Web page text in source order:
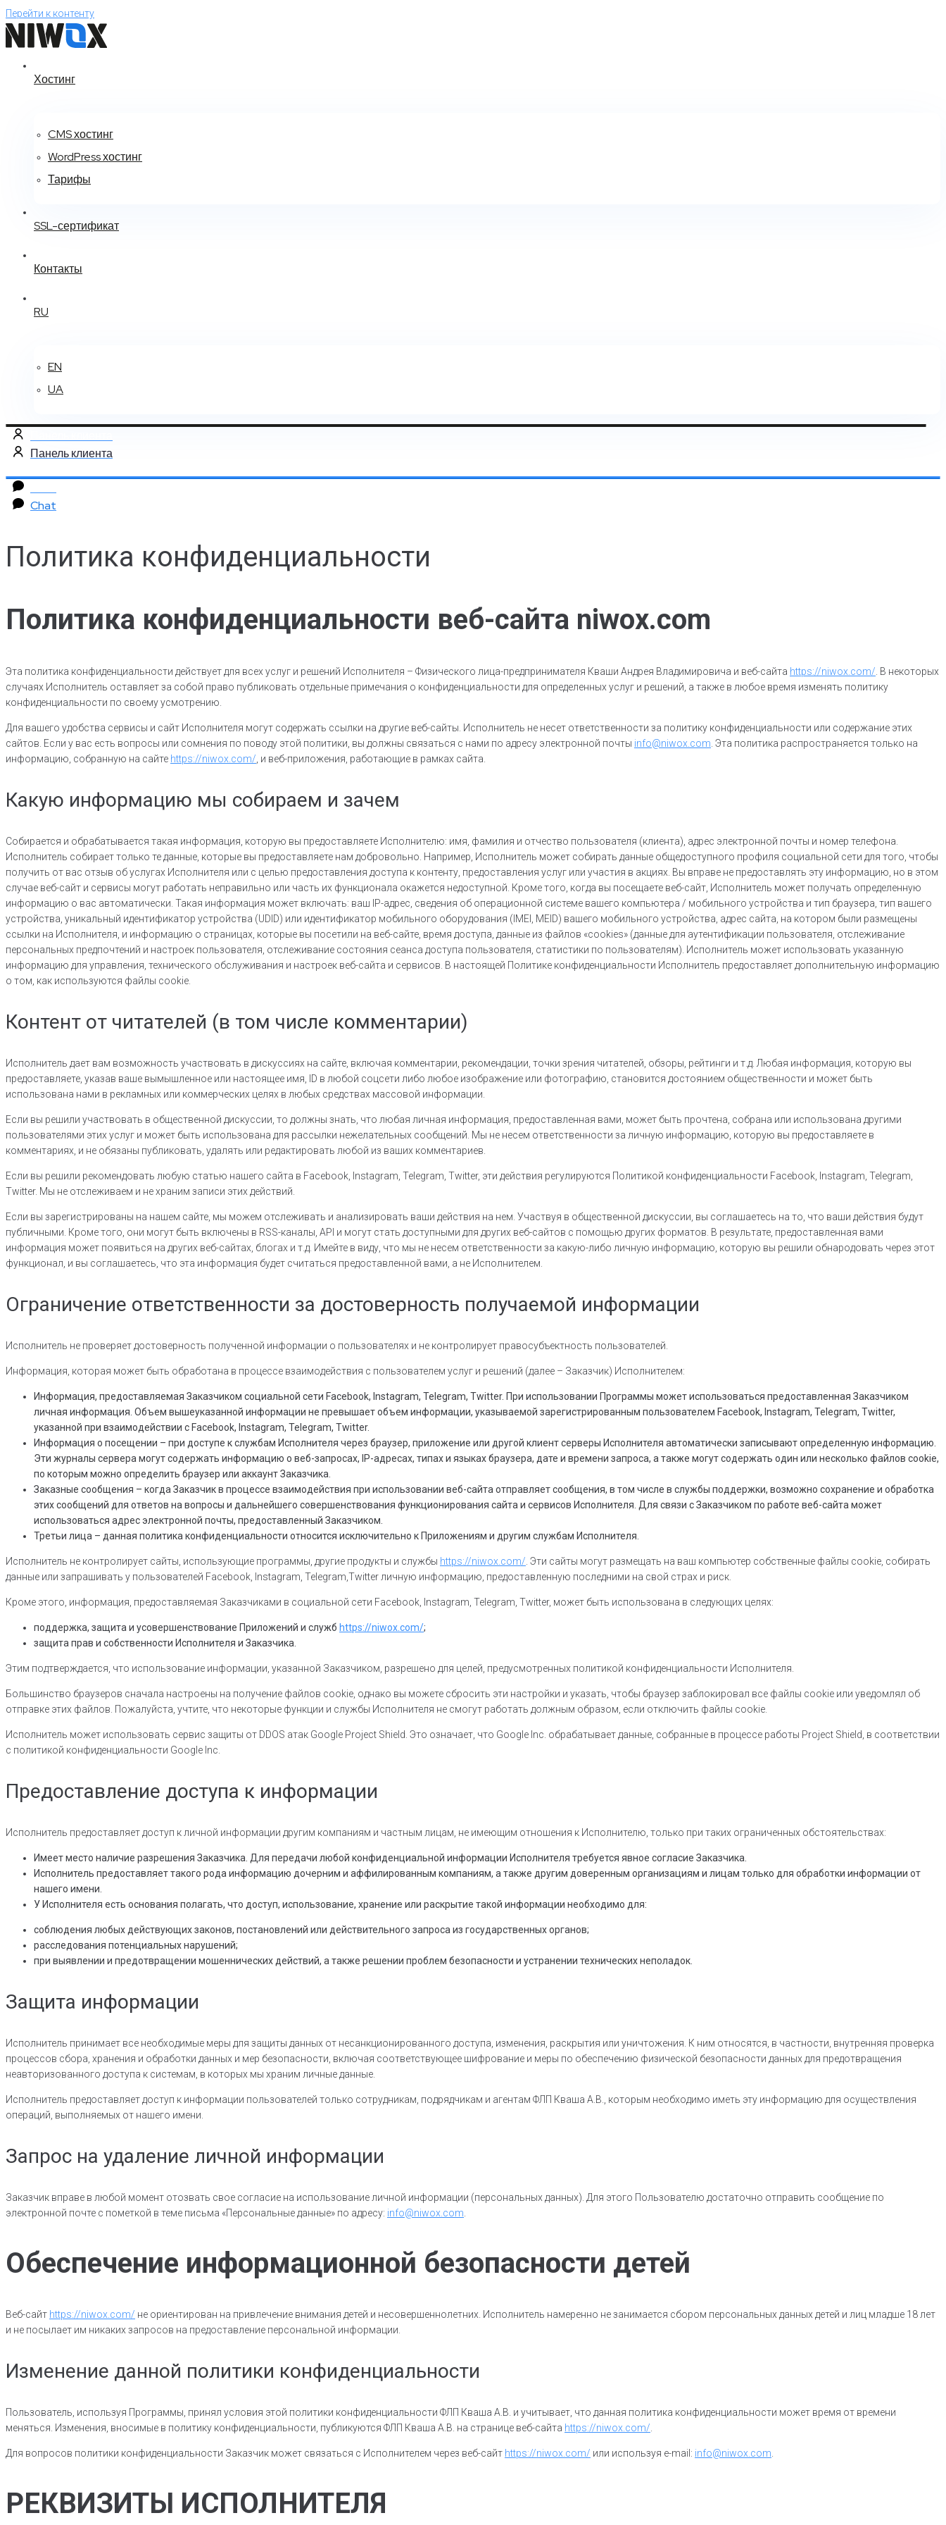
Перейти к контенту
Хостинг
CMS хостинг
WordPress хостинг
Тарифы
SSL-сертификат
Контакты
RU
EN
UA
Панель клиента
Chat
Политика конфиденциальности
Политика конфиденциальности веб-сайта niwox.com
Эта политика конфиденциальности действует для всех услуг и решений Исполнителя – Физического лица-предпринимателя Кваши Андрея Владимировича и веб-сайта https://niwox.com/ . В некоторых
случаях Исполнитель оставляет за собой право публиковать отдельные примечания о конфиденциальности для определенных услуг и решений, а также в любое время изменять политику
конфиденциальности по своему усмотрению.
Для вашего удобства сервисы и сайт Исполнителя могут содержать ссылки на другие веб-сайты. Исполнитель не несет ответственности за политику конфиденциальности или содержание этих
сайтов. Если у вас есть вопросы или сомнения по поводу этой политики, вы должны связаться с нами по адресу электронной почты info@niwox.com . Эта политика распространяется только на
информацию, собранную на сайте https://niwox.com/ , и веб-приложения, работающие в рамках сайта.
Какую информацию мы собираем и зачем
Собирается и обрабатывается такая информация, которую вы предоставляете Исполнителю: имя, фамилия и отчество пользователя (клиента), адрес электронной почты и номер телефона.
Исполнитель собирает только те данные, которые вы предоставляете нам добровольно. Например, Исполнитель может собирать данные общедоступного профиля социальной сети для того, чтобы
получить от вас отзыв об услугах Исполнителя или с целью предоставления доступа к контенту, предоставления услуг или участия в акциях. Вы вправе не предоставлять эту информацию, но в этом
случае веб-сайт и сервисы могут работать неправильно или часть их функционала окажется недоступной. Кроме того, когда вы посещаете веб-сайт, Исполнитель может получать определенную
информацию о вас автоматически. Такая информация может включать: ваш IP-адрес, сведения об операционной системе вашего компьютера / мобильного устройства и тип браузера, тип вашего
устройства, уникальный идентификатор устройства (UDID) или идентификатор мобильного оборудования (IMEI, MEID) вашего мобильного устройства, адрес сайта, на котором были размещены
ссылки на Исполнителя, и информацию о страницах, которые вы посетили на веб-сайте, время доступа, данные из файлов «cookies» (данные для аутентификации пользователя, отслеживание
персональных предпочтений и настроек пользователя, отслеживание состояния сеанса доступа пользователя, статистики по пользователям). Исполнитель может использовать указанную
информацию для управления, технического обслуживания и настроек веб-сайта и сервисов. В настоящей Политике конфиденциальности Исполнитель предоставляет дополнительную информацию
о том, как используются файлы cookie.
Контент от читателей (в том числе комментарии)
Исполнитель дает вам возможность участвовать в дискуссиях на сайте, включая комментарии, рекомендации, точки зрения читателей, обзоры, рейтинги и т.д. Любая информация, которую вы
предоставляете, указав ваше вымышленное или настоящее имя, ID в любой соцсети либо любое изображение или фотографию, становится достоянием общественности и может быть
использована нами в рекламных или коммерческих целях в любых средствах массовой информации.
Если вы решили участвовать в общественной дискуссии, то должны знать, что любая личная информация, предоставленная вами, может быть прочтена, собрана или использована другими
пользователями этих услуг и может быть использована для рассылки нежелательных сообщений. Мы не несем ответственности за личную информацию, которую вы предоставляете в
комментариях, и не обязаны публиковать, удалять или редактировать любой из ваших комментариев.
Если вы решили рекомендовать любую статью нашего сайта в Facebook, Instagram, Telegram, Twitter, эти действия регулируются Политикой конфиденциальности Facebook, Instagram, Telegram,
Twitter. Мы не отслеживаем и не храним записи этих действий.
Если вы зарегистрированы на нашем сайте, мы можем отслеживать и анализировать ваши действия на нем. Участвуя в общественной дискуссии, вы соглашаетесь на то, что ваши действия будут
публичными. Кроме того, они могут быть включены в RSS-каналы, API и могут стать доступными для других веб-сайтов с помощью других форматов. В результате, предоставленная вами
информация может появиться на других веб-сайтах, блогах и т.д. Имейте в виду, что мы не несем ответственности за какую-либо личную информацию, которую вы решили обнародовать через этот
функционал, и вы соглашаетесь, что эта информация будет считаться предоставленной вами, а не Исполнителем.
Ограничение ответственности за достоверность получаемой информации
Исполнитель не проверяет достоверность полученной информации о пользователях и не контролирует правосубъектность пользователей.
Информация, которая может быть обработана в процессе взаимодействия с пользователем услуг и решений (далее – Заказчик) Исполнителем:
Информация, предоставляемая Заказчиком социальной сети Facebook, Instagram, Telegram, Twitter. При использовании Программы может использоваться предоставленная Заказчиком
личная информация. Объем вышеуказанной информации не превышает объем информации, указываемой зарегистрированным пользователем Facebook, Instagram, Telegram, Twitter,
указанной при взаимодействии с Facebook, Instagram, Telegram, Twitter.
Информация о посещении – при доступе к службам Исполнителя через браузер, приложение или другой клиент серверы Исполнителя автоматически записывают определенную информацию.
Эти журналы сервера могут содержать информацию о веб-запросах, IP-адресах, типах и языках браузера, дате и времени запроса, а также могут содержать один или несколько файлов cookie,
по которым можно определить браузер или аккаунт Заказчика.
Заказные сообщения – когда Заказчик в процессе взаимодействия при использовании веб-сайта отправляет сообщения, в том числе в службы поддержки, возможно сохранение и обработка
этих сообщений для ответов на вопросы и дальнейшего совершенствования функционирования сайта и сервисов Исполнителя. Для связи с Заказчиком по работе веб-сайта может
использоваться адрес электронной почты, предоставленный Заказчиком.
Третьи лица – данная политика конфиденциальности относится исключительно к Приложениям и другим службам Исполнителя.
Исполнитель не контролирует сайты, использующие программы, другие продукты и службы https://niwox.com/ . Эти сайты могут размещать на ваш компьютер собственные файлы cookie, собирать
данные или запрашивать у пользователей Facebook, Instagram, Telegram,Twitter личную информацию, предоставленную последними на свой страх и риск.
Кроме этого, информация, предоставляемая Заказчиками в социальной сети Facebook, Instagram, Telegram, Twitter, может быть использована в следующих целях:
поддержка, защита и усовершенствование Приложений и служб https://niwox.com/;
защита прав и собственности Исполнителя и Заказчика.
Этим подтверждается, что использование информации, указанной Заказчиком, разрешено для целей, предусмотренных политикой конфиденциальности Исполнителя.
Большинство браузеров сначала настроены на получение файлов cookie, однако вы можете сбросить эти настройки и указать, чтобы браузер заблокировал все файлы cookie или уведомлял об
отправке этих файлов. Пожалуйста, учтите, что некоторые функции и службы Исполнителя не смогут работать должным образом, если отключить файлы cookie.
Исполнитель может использовать сервис защиты от DDOS атак Google Project Shield. Это означает, что Google Inc. обрабатывает данные, собранные в процессе работы Project Shield, в соответствии
с политикой конфиденциальности Google Inc.
Предоставление доступа к информации
Исполнитель предоставляет доступ к личной информации другим компаниям и частным лицам, не имеющим отношения к Исполнителю, только при таких ограниченных обстоятельствах:
Имеет место наличие разрешения Заказчика. Для передачи любой конфиденциальной информации Исполнителя требуется явное согласие Заказчика.
Исполнитель предоставляет такого рода информацию дочерним и аффилированным компаниям, а также другим доверенным организациям и лицам только для обработки информации от
нашего имени.
У Исполнителя есть основания полагать, что доступ, использование, хранение или раскрытие такой информации необходимо для:
соблюдения любых действующих законов, постановлений или действительного запроса из государственных органов;
расследования потенциальных нарушений;
при выявлении и предотвращении мошеннических действий, а также решении проблем безопасности и устранении технических неполадок.
Защита информации
Исполнитель принимает все необходимые меры для защиты данных от несанкционированного доступа, изменения, раскрытия или уничтожения. К ним относятся, в частности, внутренняя проверка
процессов сбора, хранения и обработки данных и мер безопасности, включая соответствующее шифрование и меры по обеспечению физической безопасности данных для предотвращения
неавторизованного доступа к системам, в которых мы храним личные данные.
Исполнитель предоставляет доступ к информации пользователей только сотрудникам, подрядчикам и агентам ФЛП Кваша А.В., которым необходимо иметь эту информацию для осуществления
операций, выполняемых от нашего имени.
Запрос на удаление личной информации
Заказчик вправе в любой момент отозвать свое согласие на использование личной информации (персональных данных). Для этого Пользователю достаточно отправить сообщение по
электронной почте с пометкой в теме письма «Персональные данные» по адресу: info@niwox.com
Обеспечение информационной безопасности детей
Веб-сайт https://niwox.com/ не ориентирован на привлечение внимания детей и несовершеннолетних. Исполнитель намеренно не занимается сбором персональных данных детей и лиц младше 18 лет
и не посылает им никаких запросов на предоставление персональной информации.
Изменение данной политики конфиденциальности
Пользователь, используя Программы, принял условия этой политики конфиденциальности ФЛП Кваша А.В. и учитывает, что данная политика конфиденциальности может время от времени
меняться. Изменения, вносимые в политику конфиденциальности, публикуются ФЛП Кваша А.В. на странице веб-сайта https://niwox.com/
Для вопросов политики конфиденциальности Заказчик может связаться с Исполнителем через веб-сайт https://niwox.com/ или используя e-mail: info@niwox.com
РЕКВИЗИТЫ ИСПОЛНИТЕЛЯ